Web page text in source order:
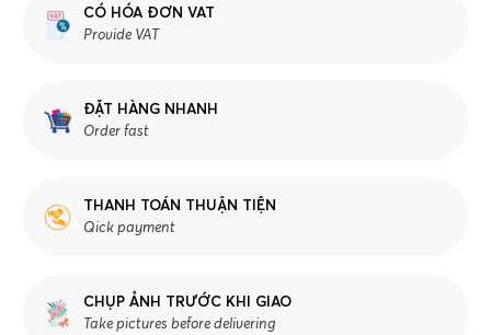
CÓ HÓA ĐƠN VAT
Provide VAT
ĐẶT HÀNG NHANH
Order fast
THANH TOÁN THUẬN TIỆN
Qick payment
CHỤP ẢNH TRƯỚC KHI GIAO
Take pictures before delivering